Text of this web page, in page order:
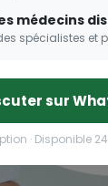
Olga Esther
médecins
spécialistes et
sur
· Disponible